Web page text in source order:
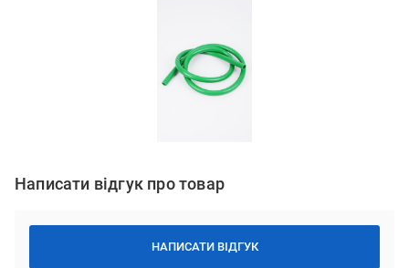
Написати відгук про товар
НАПИСАТИ ВІДГУК